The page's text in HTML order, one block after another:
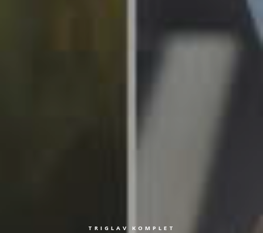
TRIGLAV KOMPLET